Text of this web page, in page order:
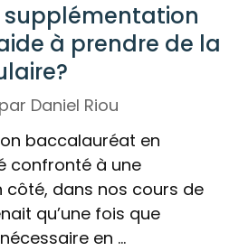
supplémentation
à prendre de la
par Daniel Riou
baccalauréat en
confronté à une
côté, dans nos cours de
qu’une fois que
en …